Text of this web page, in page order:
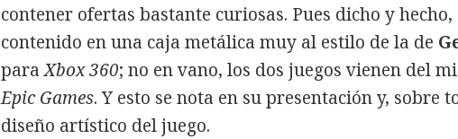
contener ofertas bastante curiosas. Pues dicho y
contenido en una caja metálica muy al estilo de la de
paraXbox 360; no en vano, los dos juegos vienen del
Epic Games. Y esto se nota en su presentación y, sobre
diseño artístico del juego.